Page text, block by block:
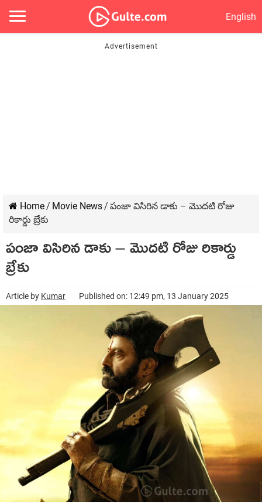
English
Home/ Movie News/ పంజా విసిరిన డాకు – మొదటి రోజు
రికార్డు బ్రేకు
పంజా విసిరిన డాకు – మొదటి రోజు రికార్డు
బ్రేకు
Article by Kumar Published on: 12:49 pm, 13 January 2025